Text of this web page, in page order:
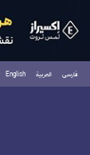
فارسی العربية English